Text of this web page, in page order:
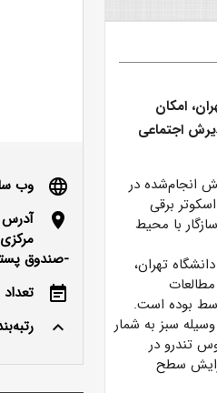
امکان
اجتماعی
انجام‌شده در
برقی
با محیط
دانشگاه تهران،
شده‌اند و مطالعات
بوده است.
سبز به شمار
تندرو در
سطح
language
وب
location_on
-صندوق پستی:
event_note
تعداد
keyboard_arrow_up